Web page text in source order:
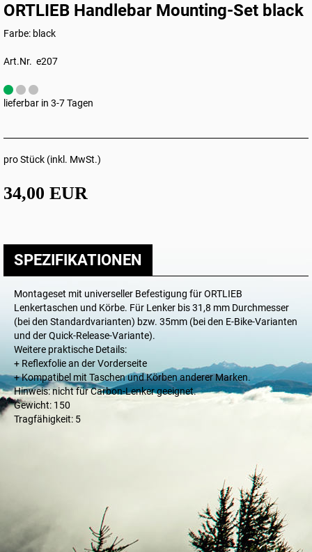
ORTLIEB Handlebar Mounting-Set black
Farbe: black
Art.Nr. e207
lieferbar in 3-7 Tagen
pro Stück (inkl. MwSt.)
34,00 EUR
SPEZIFIKATIONEN
Montageset mit universeller Befestigung für ORTLIEB
Lenkertaschen und Körbe. Für Lenker bis 31,8 mm Durchmesser
(bei den Standardvarianten) bzw. 35mm (bei den E-Bike-Varianten
und der Quick-Release-Variante).
Weitere praktische Details:
+ Reflexfolie an der Vorderseite
+ Kompatibel mit Taschen und Körben anderer Marken.
Hinweis: nicht für Carbon-Lenker geeignet.
Gewicht: 150
Tragfähigkeit: 5